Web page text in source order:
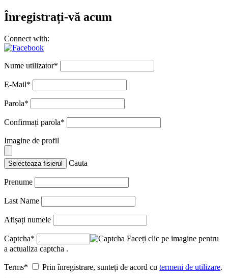
Înregistrați-vă acum
Connect with:
Nume utilizator*
E-Mail*
Parola*
Confirmați parola*
Imagine de profil
Selecteaza fisierul Cauta
Prenume
Last Name
Afișați numele
Captcha*
Faceți clic pe imagine pentru
a actualiza captcha .
Terms* Prin înregistrare, sunteți de acord cu termeni de utilizare.